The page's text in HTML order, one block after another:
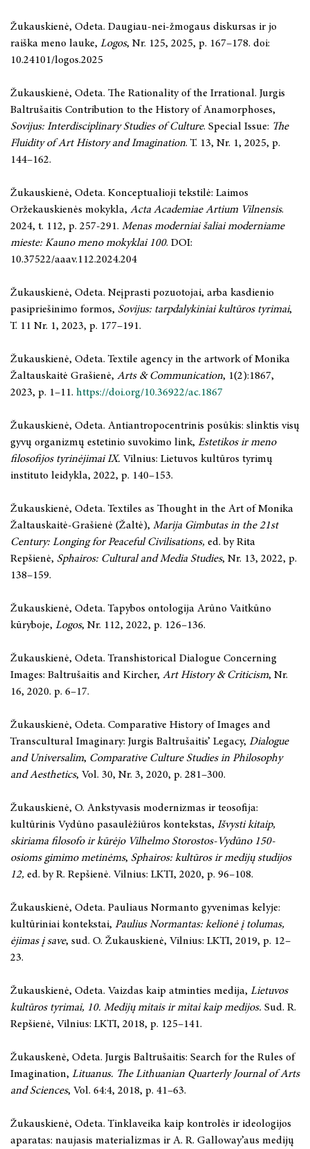
Žukauskienė, Odeta. Daugiau-nei-žmogaus diskursas ir jo
raiška meno lauke, Logos, Nr. 125, 2025, p. 167–178. doi:
10.24101/logos.2025
Žukauskienė, Odeta. The Rationality of the Irrational. Jurgis
Baltrušaitis Contribution to the History of Anamorphoses,
Sovijus: Interdisciplinary Studies of Culture. Special Issue: The
Fluidity of Art History and Imagination. T. 13, Nr. 1, 2025, p.
144–162.
Žukauskienė, Odeta. Konceptualioji tekstilė: Laimos
Oržekauskienės mokykla, Acta Academiae Artium Vilnensis.
2024, t. 112, p. 257-291. Menas moderniai šaliai moderniame
mieste: Kauno meno mokyklai 100. DOI:
10.37522/aaav.112.2024.204
Žukauskienė, Odeta. Neįprasti pozuotojai, arba kasdienio
pasipriešinimo formos, Sovijus: tarpdalykiniai kultūros tyrimai,
T. 11 Nr. 1, 2023, p. 177–191.
Žukauskienė, Odeta. Textile agency in the artwork of Monika
Žaltauskaitė Grašienė, Arts & Communication, 1(2):1867,
2023, p. 1–11. https://doi.org/10.36922/ac.1867
Žukauskienė, Odeta. Antiantropocentrinis posūkis: slinktis visų
gyvų organizmų estetinio suvokimo link, Estetikos ir meno
filosofijos tyrinėjimai IX. Vilnius: Lietuvos kultūros tyrimų
instituto leidykla, 2022, p. 140–153.
Žukauskienė, Odeta. Textiles as Thought in the Art of Monika
Žaltauskaitė-Grašienė (Žaltė), Marija Gimbutas in the 21st
Century: Longing for Peaceful Civilisations, ed. by Rita
Repšienė, Sphairos: Cultural and Media Studies, Nr. 13, 2022, p.
138–159.
Žukauskienė, Odeta. Tapybos ontologija Arūno Vaitkūno
kūryboje, Logos, Nr. 112, 2022, p. 126–136.
Žukauskienė, Odeta. Transhistorical Dialogue Concerning
Images: Baltrušaitis and Kircher, Art History & Criticism, Nr.
16, 2020. p. 6–17.
Žukauskienė, Odeta. Comparative History of Images and
Transcultural Imaginary: Jurgis Baltrušaitis’ Legacy, Dialogue
and Universalim, Comparative Culture Studies in Philosophy
and Aesthetics, Vol. 30, Nr. 3, 2020, p. 281–300.
Žukauskienė, O. Ankstyvasis modernizmas ir teosofija:
kultūrinis Vydūno pasaulėžiūros kontekstas, Išvysti kitaip,
skiriama filosofo ir kūrėjo Vilhelmo Storostos-Vydūno 150-
osioms gimimo metinėms, Sphairos: kultūros ir medijų studijos
12, ed. by R. Repšienė. Vilnius: LKTI, 2020, p. 96–108.
Žukauskienė, Odeta. Pauliaus Normanto gyvenimas kelyje:
kultūriniai kontekstai, Paulius Normantas: kelionė į tolumas,
ėjimas į save, sud. O. Žukauskienė, Vilnius: LKTI, 2019, p. 12–
23.
Žukauskienė, Odeta. Vaizdas kaip atminties medija, Lietuvos
kultūros tyrimai, 10. Medijų mitais ir mitai kaip medijos. Sud. R.
Repšienė, Vilnius: LKTI, 2018, p. 125–141.
Žukauskenė, Odeta. Jurgis Baltrušaitis: Search for the Rules of
Imagination, Lituanus. The Lithuanian Quarterly Journal of Arts
and Sciences, Vol. 64:4, 2018, p. 41–63.
Žukauskienė, Odeta. Tinklaveika kaip kontrolės ir ideologijos
aparatas: naujasis materializmas ir A. R. Galloway’aus medijų